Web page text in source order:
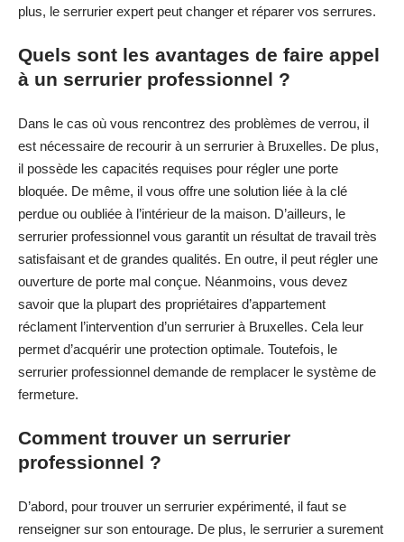
plus, le serrurier expert peut changer et réparer vos serrures.
Quels sont les avantages de faire appel
à un serrurier professionnel ?
Dans le cas où vous rencontrez des problèmes de verrou, il
est nécessaire de recourir à un serrurier à Bruxelles. De plus,
il possède les capacités requises pour régler une porte
bloquée. De même, il vous offre une solution liée à la clé
perdue ou oubliée à l’intérieur de la maison. D’ailleurs, le
serrurier professionnel vous garantit un résultat de travail très
satisfaisant et de grandes qualités. En outre, il peut régler une
ouverture de porte mal conçue. Néanmoins, vous devez
savoir que la plupart des propriétaires d’appartement
réclament l’intervention d’un serrurier à Bruxelles. Cela leur
permet d’acquérir une protection optimale. Toutefois, le
serrurier professionnel demande de remplacer le système de
fermeture.
Comment trouver un serrurier
professionnel ?
D’abord, pour trouver un serrurier expérimenté, il faut se
renseigner sur son entourage. De plus, le serrurier a surement